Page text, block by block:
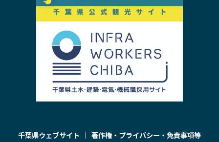
千葉県ウェブサイト 著作権・プライバシー・免責事項等